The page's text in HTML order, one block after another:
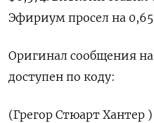
Эфириум просел на
Оригинал сообщения
доступен по коду:
(Грегор Стюарт Хантер )